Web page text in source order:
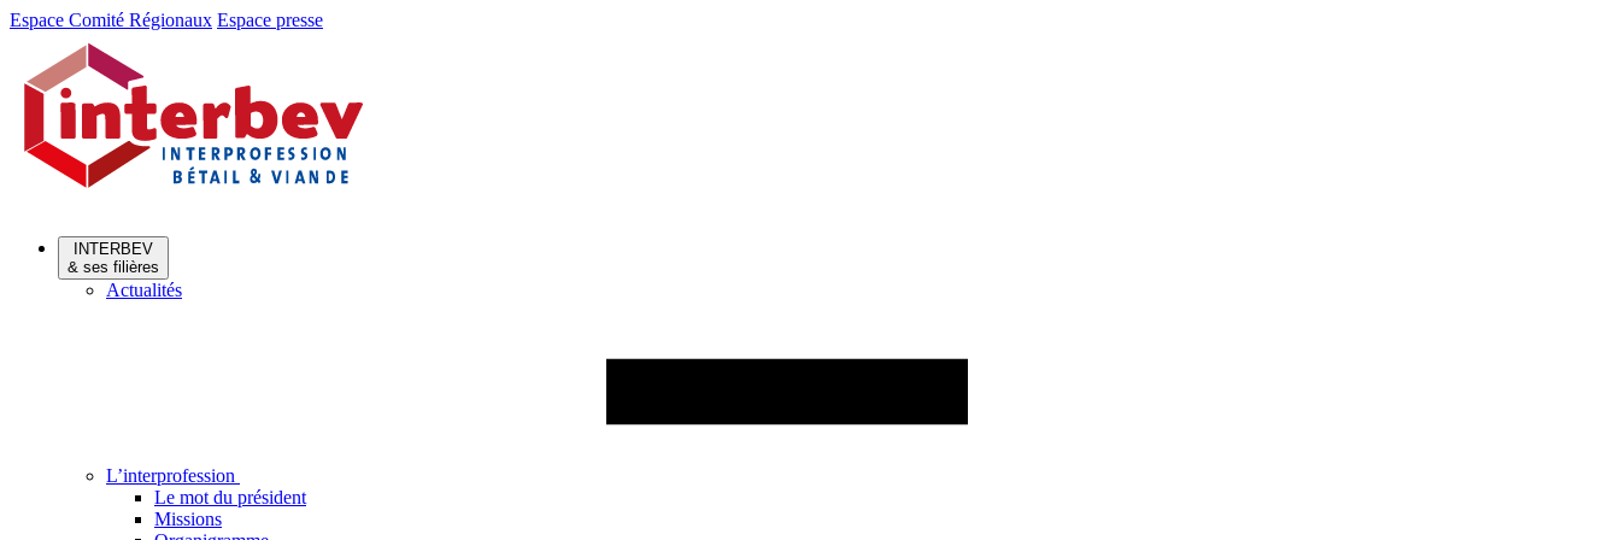
Aller
Aller
contenu
Espace Comité Régionaux Espace presse
INTERBEV
& ses filières
Actualités
L’interprofession
Le mot du président
Missions